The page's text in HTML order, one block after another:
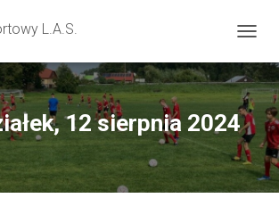
L.A.S.
R
Z
E
Ł
Ą
C
Z
N
12 sierpnia 2024